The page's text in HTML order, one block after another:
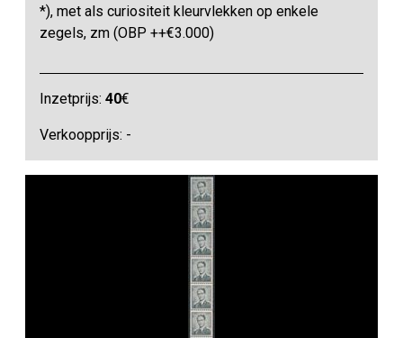
*), met als curiositeit kleurvlekken op enkele
zegels, zm (OBP ++€3.000)
Inzetprijs:40€
Verkoopprijs: -